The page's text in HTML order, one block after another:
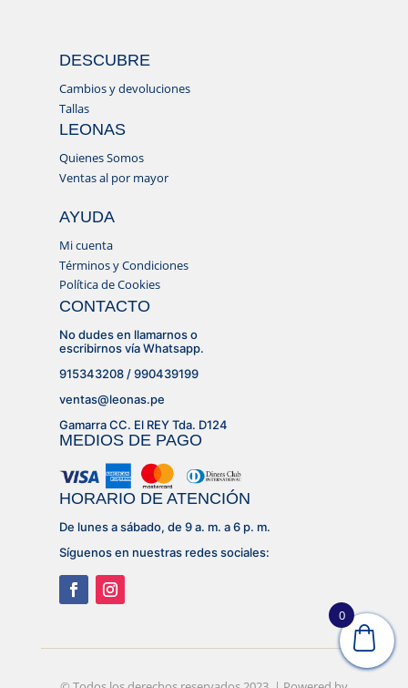
DESCUBRE
Cambios y devoluciones
Tallas
LEONAS
Quienes Somos
Ventas al por mayor
AYUDA
Mi cuenta
Términos y Condiciones
Política de Cookies
CONTACTO
No dudes en llamarnos o
escribirnos vía Whatsapp.
915343208 / 990439199
ventas@leonas.pe
Gamarra CC. El REY Tda. D124
MEDIOS DE PAGO
HORARIO DE ATENCIÓN
De lunes a sábado, de 9 a. m. a 6 p. m.
Síguenos en nuestras redes sociales:
0